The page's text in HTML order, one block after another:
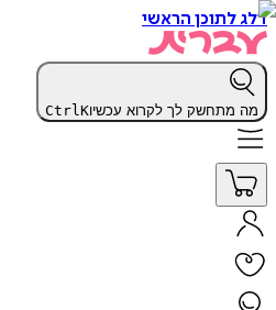
דלג לתוכן הראשי
מה מתחשק לך לקרוא עכשיו CtrlK